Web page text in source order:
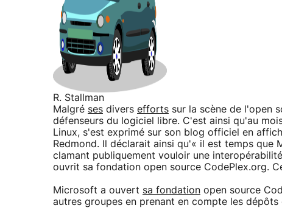
R. Stallman
Malgré ses divers efforts sur la scène de l'open
défenseurs du logiciel libre. C'est ainsi qu'au
Linux, s'est exprimé sur son blog officiel en
Redmond. Il déclarait ainsi qu'« il est temps
clamant publiquement vouloir une
ouvrit sa fondation open source CodePlex.org.
Microsoft a ouvert sa fondation open source
autres groupes en prenant en compte les